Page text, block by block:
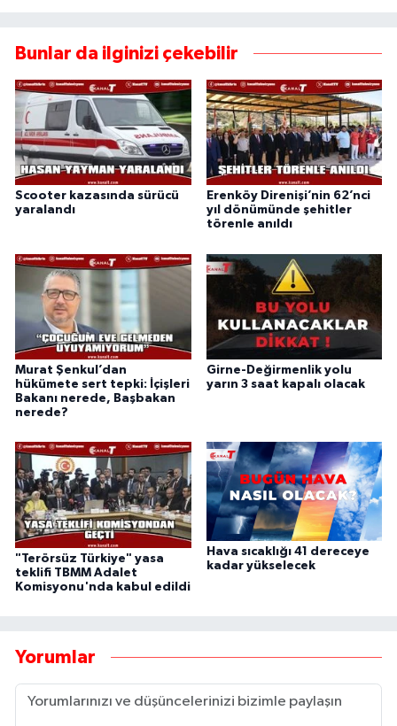
Bunlar da ilginizi çekebilir
Scooter kazasında sürücü
yaralandı
Erenköy Direnişi’nin 62’nci
yıl dönümünde şehitler
törenle anıldı
Murat Şenkul’dan
hükümete sert tepki: İçişleri
Bakanı nerede, Başbakan
nerede?
Girne-Değirmenlik yolu
yarın 3 saat kapalı olacak
"Terörsüz Türkiye" yasa
teklifi TBMM Adalet
Komisyonu'nda kabul edildi
Hava sıcaklığı 41 dereceye
kadar yükselecek
Yorumlar